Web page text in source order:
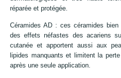
réparée et protégée.
Céramides AD : ces céramides
des effets néfastes des acariens
cutanée et apportent aussi aux
lipides manquants et limitent la
après une seule application.